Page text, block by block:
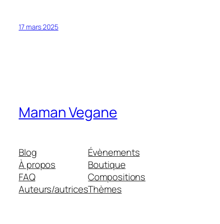
17 mars 2025
Maman Vegane
Blog
À propos
FAQ
Auteurs/autrices
Évènements
Boutique
Compositions
Thèmes